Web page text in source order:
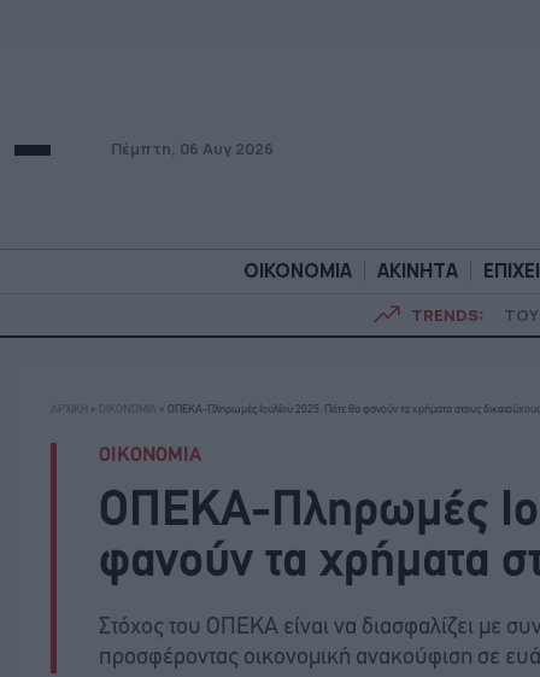
Πέμπτη, 06 Αυγ 2026
ΟΙΚΟΝΟΜΙΑ ΑΚΙΝΗΤΑ
TRENDS:
ΟΙΚΟΝΟΜΙΑ ΑΚΙΝΗΤΑ
ΑΡΧΙΚΗ » ΟΙΚΟΝΟΜΙΑ » ΟΠΕΚΑ-Πληρωμές Ιουλίου 2025: Πότε θα φανούν τα χρήματα στους δικαιούχους
ΟΙΚΟΝΟΜΙΑ
ΟΠΕΚΑ-Πληρωμές
φανούν τα χρήματα
Στόχος του ΟΠΕΚΑ είναι να διασφαλίζει με
προσφέροντας οικονομική ανακούφιση σε